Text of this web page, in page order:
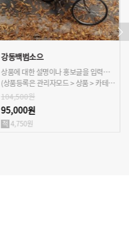
강동백범소으
상품에 대한 설명이나 홍보글을 입력해주세요.
(상품등록은 관리자모드 > 상품 > 카테고리/상품관리 > 상품등록 가능)
104,500원
95,000원
4,750원